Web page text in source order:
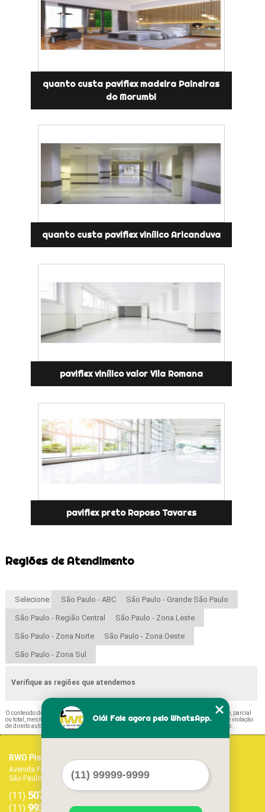
quanto custa paviflex madeira Paineiras
do Morumbi
quanto custa paviflex vinílico Aricanduva
paviflex vinílico valor Vila Romana
paviflex preto Raposo Tavares
Regiões de Atendimento
Selecione: São Paulo - ABC São Paulo - Grande São Paulo
São Paulo - Região Central São Paulo - Zona Leste
São Paulo - Zona Norte São Paulo - Zona Oeste
São Paulo - Zona Sul
Verifique as regiões que atendemos
O conteúdo do texto " Paviflex Piso Itaim Bibi
" é de direito reservado. Sua reprodução, parcial
ou total, mesmo citando nossos links, é proibida sem a autorização do autor. Crime de violação
de direito autoral – artigo 184 do Código Penal –
Lei 9610/98 - Lei de direitos autorais
RWO Pisos Vinílicos
Avenida Fagundes Filho, 1017 - Vila Monte Alegre
São Paulo - SP - CEP: 04304-011
(11) 5071-1468 5594-7413
(11) 99379-9303
Home
Empresa
Missão
Serviços
Contato
Olá! Fale agora pelo WhatsApp.